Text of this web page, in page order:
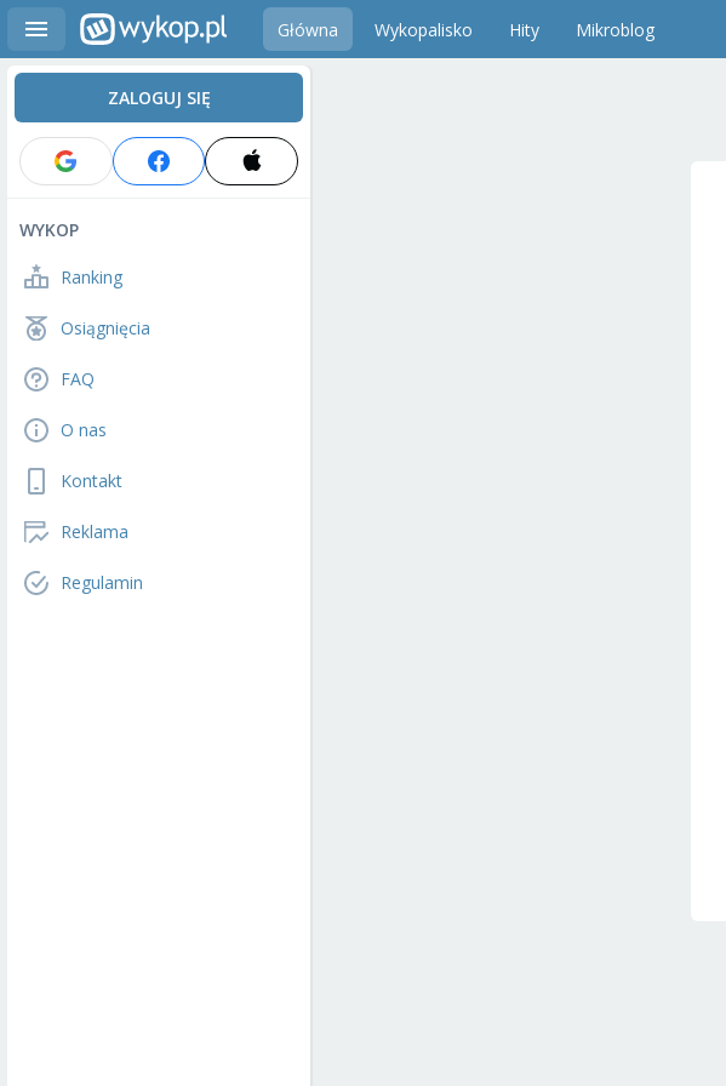
Główna Wykopalisko Hity Mikroblog
ZALOGUJ SIĘ
WYKOP
Ranking
Osiągnięcia
FAQ
O nas
Kontakt
Reklama
Regulamin